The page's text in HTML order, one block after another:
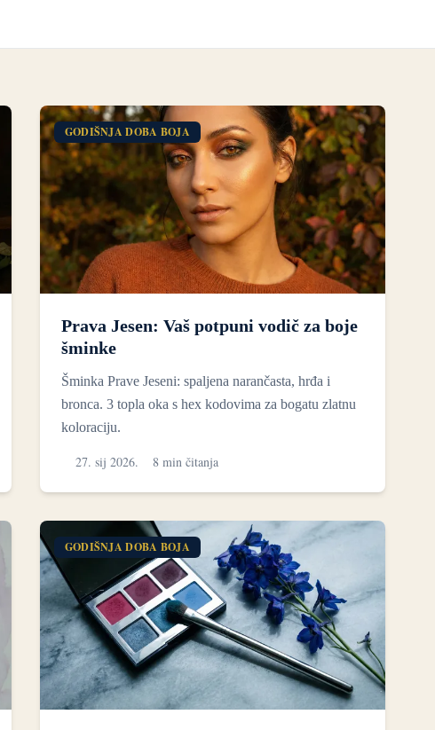
GODIŠNJA DOBA BOJA
Prava Jesen: Vaš potpuni vodič za boje
šminke
Šminka Prave Jeseni: spaljena narančasta, hrđa i
bronca. 3 topla oka s hex kodovima za bogatu zlatnu
koloraciju.
27. sij 2026. 8 min čitanja
GODIŠNJA DOBA BOJA